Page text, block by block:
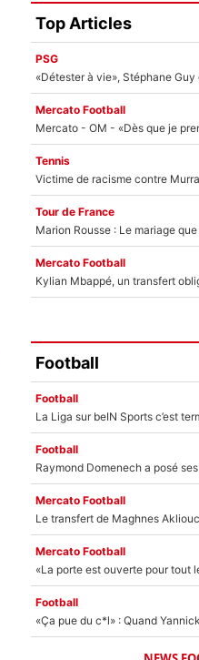
Top Articles
PSG
Mercato Football
Tennis
Tour de France
Marion Rousse : Le mariage
Mercato Football
Kylian Mbappé, un transfert
Football
Football
Football
Mercato Football
Mercato Football
Football